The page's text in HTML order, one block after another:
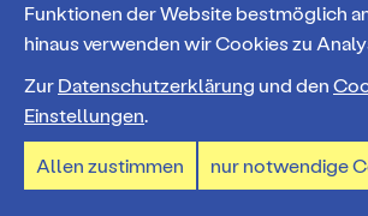
Programm
Spielplan
Spielzeiteröffnung
Tickets und
Funktionen der Website bestmöglich
hinaus verwenden wir Cookies zu
Zur Datenschutzerklärung und den
Einstellungen.
Allen zustimmen nur notwendige